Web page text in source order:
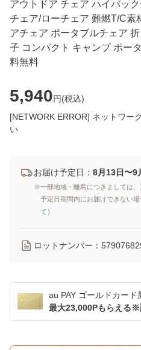
アウトドア チェア ハイバッ
チェア/ローチェア 難燃T/C素
アチェア ポータブルチェア
子 コンパクト キャンプ ポー
料無料
5,940円(税込)
[NETWORK ERROR] ネットワー
い
お届け予定日： 8月13日〜9
※一部地域・離島につきましては
予定日期間内にお届けできない
て ）
ロットナンバー：
au PAY ゴールドカード
最大23,000Pもらえる※